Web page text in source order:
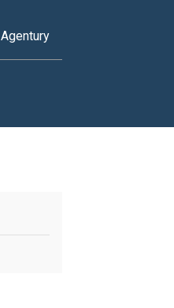
Agentury